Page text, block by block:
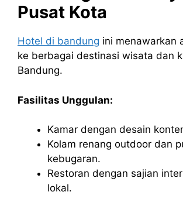
Pusat Kota
Hotel di bandung ini menawarkan
ke berbagai destinasi wisata dan
Bandung.
Fasilitas Unggulan:
Kamar dengan desain
Kolam renang outdoor dan
kebugaran.
Restoran dengan sajian
lokal.